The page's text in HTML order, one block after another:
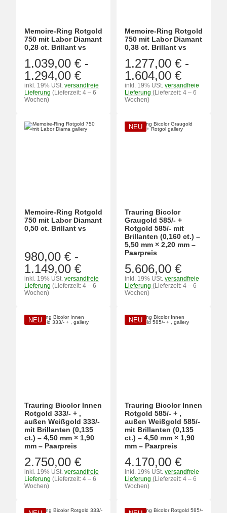
Memoire-Ring Rotgold
750 mit Labor Diamant
0,28 ct. Brillant vs
1.039,00 € -
1.294,00 €
inkl. 19% USt. versandfreie
Lieferung (Lieferzeit: 4 – 6
Wochen)
Memoire-Ring Rotgold
750 mit Labor Diamant
0,38 ct. Brillant vs
1.277,00 € -
1.604,00 €
inkl. 19% USt. versandfreie
Lieferung (Lieferzeit: 4 – 6
Wochen)
Memoire-Ring Rotgold
750 mit Labor Diamant
0,50 ct. Brillant vs
980,00 € -
1.149,00 €
inkl. 19% USt. versandfreie
Lieferung (Lieferzeit: 4 – 6
Wochen)
NEU
Trauring Bicolor
Graugold 585/- +
Rotgold 585/- mit
Brillanten (0,160 ct.) –
5,50 mm × 2,20 mm –
Paarpreis
5.606,00 €
inkl. 19% USt. versandfreie
Lieferung (Lieferzeit: 4 – 6
Wochen)
NEU
Trauring Bicolor Innen
Rotgold 333/- + ,
außen Weißgold 333/-
mit Brillanten (0,135
ct.) – 4,50 mm × 1,90
mm – Paarpreis
2.750,00 €
inkl. 19% USt. versandfreie
Lieferung (Lieferzeit: 4 – 6
Wochen)
NEU
Trauring Bicolor Innen
Rotgold 585/- + ,
außen Weißgold 585/-
mit Brillanten (0,135
ct.) – 4,50 mm × 1,90
mm – Paarpreis
4.170,00 €
inkl. 19% USt. versandfreie
Lieferung (Lieferzeit: 4 – 6
Wochen)